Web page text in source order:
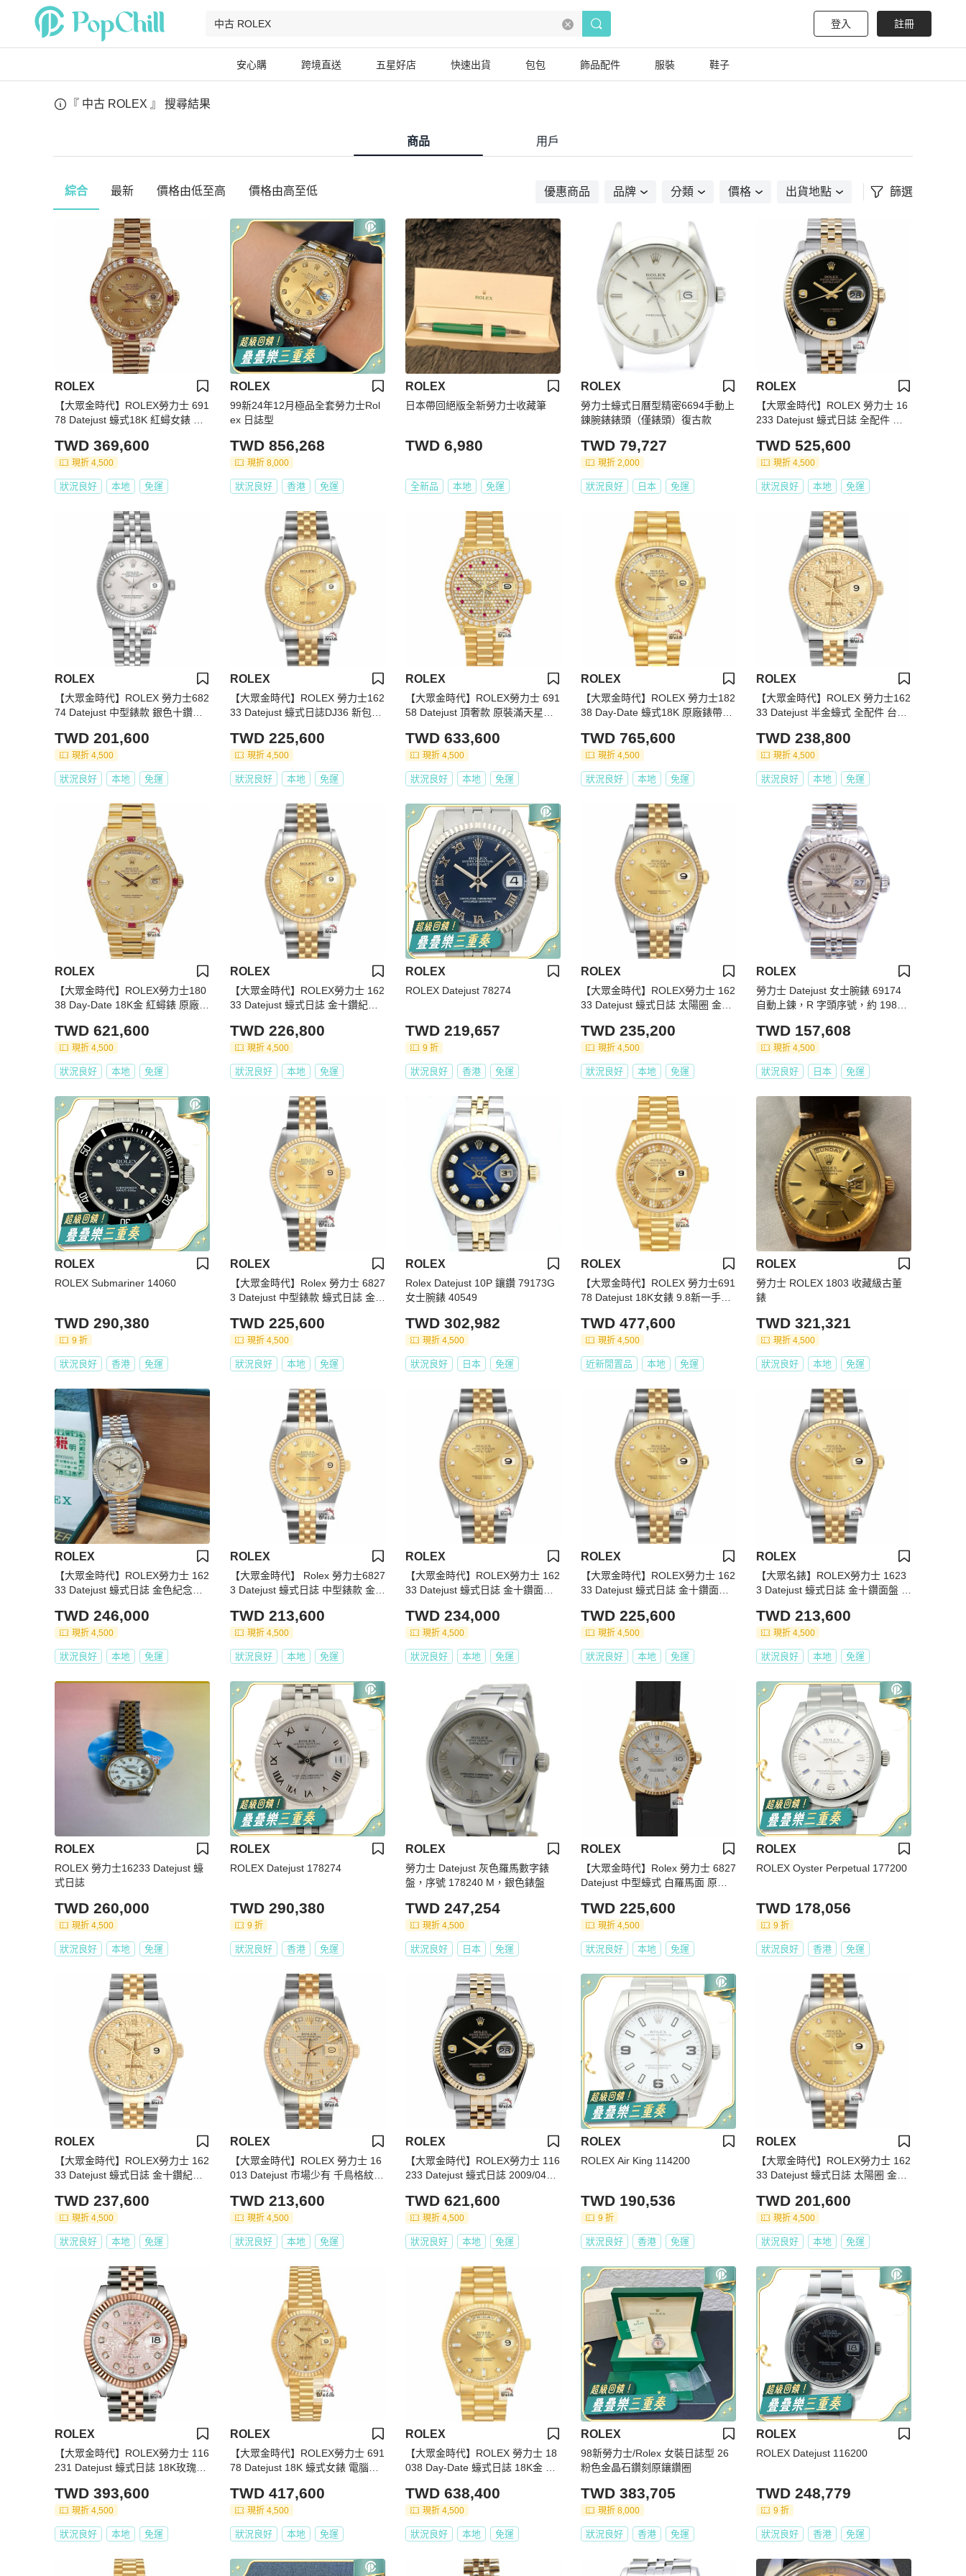
登入 註冊
安心購 跨境直送 五星好店 快速出貨 包包 飾品配件 服裝 鞋子
『 中古 ROLEX 』 搜尋結果
商品 用戶
綜合 最新 價格由低至高 價格由高至低 優惠商品 品牌 分類 價格 出貨地點 篩選
ROLEX
【大眾金時代】ROLEX勞力士 691
78 Datejust 蠔式18K 紅蟳女錶 後
TWD 369,600
現折 4,500
狀況良好 本地 免運
ROLEX
99新24年12月極品全套勞力士Rol
ex 日誌型
TWD 856,268
現折 8,000
狀況良好 香港 免運
ROLEX
日本帶回絕版全新勞力士收藏筆
TWD 6,980
全新品 本地 免運
ROLEX
勞力士蠔式日曆型精密6694手動上
鍊腕錶錶頭（僅錶頭）復古款
TWD 79,727
現折 2,000
狀況良好 日本 免運
ROLEX
【大眾金時代】ROLEX 勞力士 16
233 Datejust 蠔式日誌 全配件 市
36mm 大眾金時代B1009
TWD 525,600
現折 4,500
狀況良好 本地 免運
ROLEX
【大眾金時代】ROLEX 勞力士682
74 Datejust 中型錶款 銀色十鑽面
代B1394
TWD 201,600
現折 4,500
狀況良好 本地 免運
ROLEX
【大眾金時代】ROLEX 勞力士162
33 Datejust 蠔式日誌DJ36 新包台
0
TWD 225,600
現折 4,500
狀況良好 本地 免運
ROLEX
【大眾金時代】ROLEX勞力士 691
58 Datejust 頂奢款 原裝滿天星面
TWD 633,600
現折 4,500
狀況良好 本地 免運
ROLEX
【大眾金時代】ROLEX 勞力士182
38 Day-Date 蠔式18K 原廠錶帶未
盤 底蓋原廠貼紙 大眾金時代G255
TWD 765,600
現折 4,500
狀況良好 本地 免運
ROLEX
【大眾金時代】ROLEX 勞力士162
33 Datejust 半金蠔式 全配件 台灣
錶耳無孔 大眾金時代G297
TWD 238,800
現折 4,500
狀況良好 本地 免運
ROLEX
【大眾金時代】ROLEX勞力士180
38 Day-Date 18K金 紅蟳錶 原廠金
TWD 621,600
現折 4,500
狀況良好 本地 免運
ROLEX
【大眾金時代】ROLEX勞力士 162
33 Datejust 蠔式日誌 金十鑽紀念
鍊 大眾金時代G303
TWD 226,800
現折 4,500
狀況良好 本地 免運
ROLEX
ROLEX Datejust 78274
TWD 219,657
9 折
狀況良好 香港 免運
ROLEX
【大眾金時代】ROLEX勞力士 162
33 Datejust 蠔式日誌 太陽圈 金色
287
TWD 235,200
現折 4,500
狀況良好 本地 免運
ROLEX
勞力士 Datejust 女士腕錶 69174
自動上鍊，R 字頭序號，約 1988
鍊，銀色錶盤，C2249641
TWD 157,608
現折 4,500
狀況良好 日本 免運
ROLEX
ROLEX Submariner 14060
TWD 290,380
9 折
狀況良好 香港 免運
ROLEX
【大眾金時代】Rolex 勞力士 6827
3 Datejust 中型錶款 蠔式日誌 金色
TWD 225,600
現折 4,500
狀況良好 本地 免運
ROLEX
Rolex Datejust 10P 鑲鑽 79173G
女士腕錶 40549
TWD 302,982
現折 4,500
狀況良好 日本 免運
ROLEX
【大眾金時代】ROLEX 勞力士691
78 Datejust 18K女錶 9.8新一手錶
09
TWD 477,600
現折 4,500
近新閒置品 本地 免運
ROLEX
勞力士 ROLEX 1803 收藏級古董
錶
TWD 321,321
現折 4,500
狀況良好 本地 免運
ROLEX
【大眾金時代】ROLEX勞力士 162
33 Datejust 蠔式日誌 金色紀念面
代B897
TWD 246,000
現折 4,500
狀況良好 本地 免運
ROLEX
【大眾金時代】 Rolex 勞力士6827
3 Datejust 蠔式日誌 中型錶款 金色
TWD 213,600
現折 4,500
狀況良好 本地 免運
ROLEX
【大眾金時代】ROLEX勞力士 162
33 Datejust 蠔式日誌 金十鑽面盤
TWD 234,000
現折 4,500
狀況良好 本地 免運
ROLEX
【大眾金時代】ROLEX勞力士 162
33 Datejust 蠔式日誌 金十鑽面盤
089
TWD 225,600
現折 4,500
狀況良好 本地 免運
ROLEX
【大眾名錶】ROLEX勞力士 1623
3 Datejust 蠔式日誌 金十鑽面盤 舊
TWD 213,600
現折 4,500
狀況良好 本地 免運
ROLEX
ROLEX 勞力士16233 Datejust 蠔
式日誌
TWD 260,000
現折 4,500
狀況良好 本地 免運
ROLEX
ROLEX Datejust 178274
TWD 290,380
9 折
狀況良好 香港 免運
ROLEX
勞力士 Datejust 灰色羅馬數字錶
盤，序號 178240 M，銀色錶盤
TWD 247,254
現折 4,500
狀況良好 日本 免運
ROLEX
【大眾金時代】Rolex 勞力士 6827
Datejust 中型蠔式 白羅馬面 原廠1
TWD 225,600
現折 4,500
狀況良好 本地 免運
ROLEX
ROLEX Oyster Perpetual 177200
TWD 178,056
9 折
狀況良好 香港 免運
ROLEX
【大眾金時代】ROLEX勞力士 162
33 Datejust 蠔式日誌 金十鑽紀念
132
TWD 237,600
現折 4,500
狀況良好 本地 免運
ROLEX
【大眾金時代】ROLEX 勞力士 16
013 Datejust 市場少有 千鳥格紋面
TWD 213,600
現折 4,500
狀況良好 本地 免運
ROLEX
【大眾金時代】ROLEX勞力士 116
233 Datejust 蠔式日誌 2009/04卡
台灣保卡 大眾金時代B1335
TWD 621,600
現折 4,500
狀況良好 本地 免運
ROLEX
ROLEX Air King 114200
TWD 190,536
9 折
狀況良好 香港 免運
ROLEX
【大眾金時代】ROLEX勞力士 162
33 Datejust 蠔式日誌 太陽圈 金色
24
TWD 201,600
現折 4,500
狀況良好 本地 免運
ROLEX
【大眾金時代】ROLEX勞力士 116
231 Datejust 蠔式日誌 18K玫瑰半
3
TWD 393,600
現折 4,500
狀況良好 本地 免運
ROLEX
【大眾金時代】ROLEX勞力士 691
78 Datejust 18K 蠔式女錶 電腦面
48
TWD 417,600
現折 4,500
狀況良好 本地 免運
ROLEX
【大眾金時代】ROLEX 勞力士 18
038 Day-Date 蠔式日誌 18K金 金
TWD 638,400
現折 4,500
狀況良好 本地 免運
ROLEX
98新勞力士/Rolex 女裝日誌型 26
粉色金晶石鑽刻原鑲鑽圈
TWD 383,705
現折 8,000
狀況良好 香港 免運
ROLEX
ROLEX Datejust 116200
TWD 248,779
9 折
狀況良好 香港 免運